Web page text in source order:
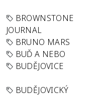
BROWNSTONE
JOURNAL
BRUNO MARS
BUĎ A NEBO
BUDĚJOVICE
BUDĚJOVICKÝ